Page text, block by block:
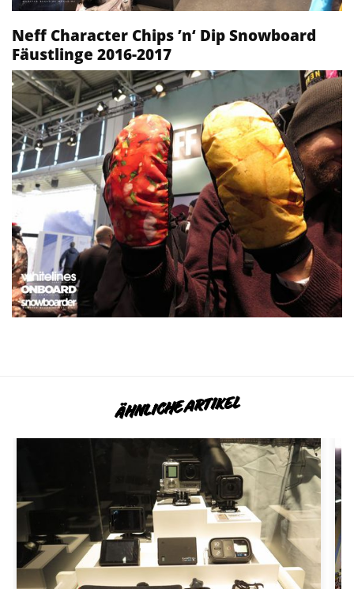
Neff Character Chips ’n‘ Dip Snowboard
Fäustlinge 2016-2017
ÄHNLICHE ARTIKEL